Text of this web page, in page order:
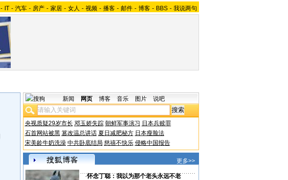
- IT - 汽车 - 房产 - 家居 - 女人 - 视频 - 播客 - 邮件 - 博客 - BBS - 我说两句
新闻 网页 博客 音乐 图片 说吧
央视质疑29岁市长 邓玉娇失踪 朝鲜军事演习 日本兵赎罪
石首网站被黑 篡改温总讲话 夏日减肥秘方 日本瘦脸法
宋美龄牛奶洗澡 中共卧底结局 慈禧不快乐 侵略中国报告
更多>>
·怀念丁聪：我以为那个老头永远不老